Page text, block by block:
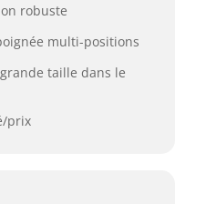
perforateur
burineur DEWALT
de 1350W est livré
avec un coffret de
assurant une
protection
robuste
multi-positions
taille dans le
prix